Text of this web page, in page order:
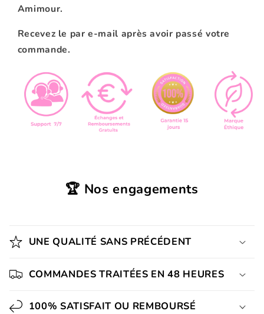
Amimour.
Recevez le par e-mail après avoir passé votre
commande.
🏆 Nos engagements
UNE QUALITÉ SANS PRÉCÉDENT
COMMANDES TRAITÉES EN 48 HEURES
100% SATISFAIT OU REMBOURSÉ